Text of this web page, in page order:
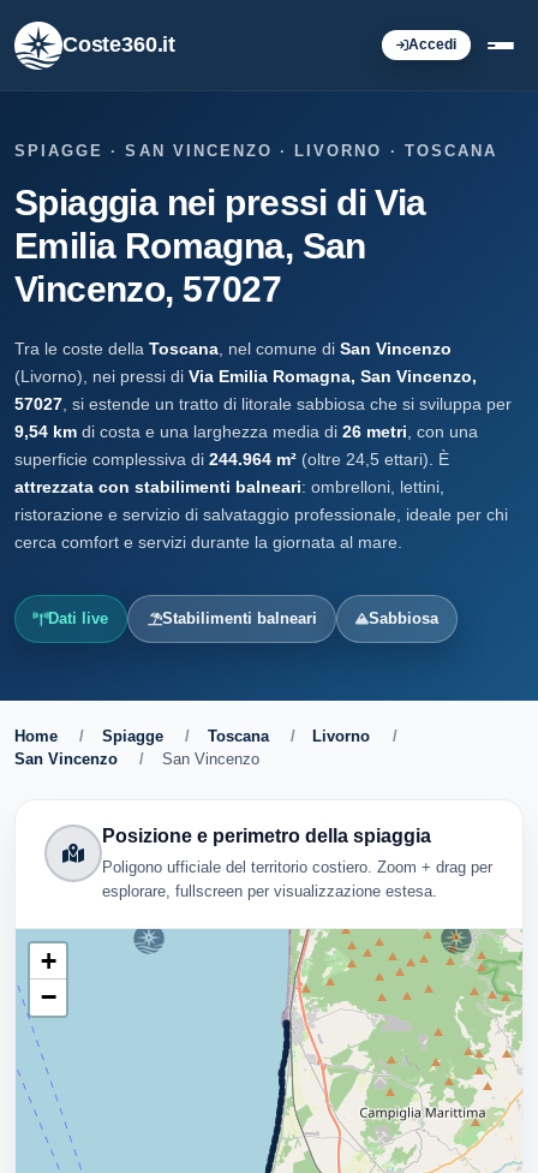
Coste360.it Accedi
SPIAGGE · SAN VINCENZO · LIVORNO · TOSCANA
Spiaggia nei pressi di Via
Emilia Romagna, San
Vincenzo, 57027
Tra le coste della Toscana , nel comune di San Vincenzo
(Livorno), nei pressi di Via Emilia Romagna, San Vincenzo,
57027 , si estende un tratto di litorale sabbiosa che si sviluppa per
9,54 km di costa e una larghezza media di 26 metri , con una
superficie complessiva di 244.964 m² (oltre 24,5 ettari). È
attrezzata con stabilimenti balneari: ombrelloni, lettini,
ristorazione e servizio di salvataggio professionale, ideale per chi
cerca comfort e servizi durante la giornata al mare.
Dati live Stabilimenti balneari Sabbiosa
Home / Spiagge / Toscana / Livorno
/
San Vincenzo
/ San Vincenzo
Posizione e perimetro della spiaggia
Poligono ufficiale del territorio costiero. Zoom + drag per
esplorare, fullscreen per visualizzazione estesa.
+
−